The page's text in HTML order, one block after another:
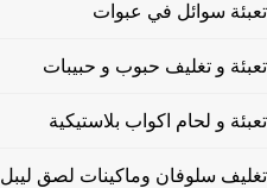
سوائل في عبوات
و تغليف حبوب و حبيبات
و لحام اكواب بلاستيكية
تغليف سلوفان وماكينات لصق ليبل